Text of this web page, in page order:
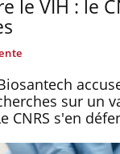
le VIH : le
sur un
CNRS s'en